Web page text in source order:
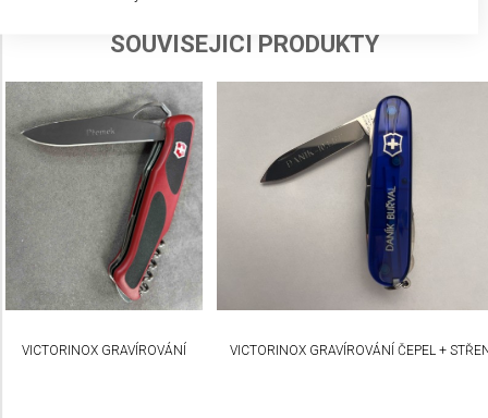
SOUVISEJÍCÍ PRODUKTY
VICTORINOX GRAVÍROVÁNÍ VICTORINOX GRAVÍROVÁNÍ ČEPEL +
Store and/or access information on a device
Use limited data to select advertising
Create profiles for personalised advertising
Use profiles to select personalised
advertising
Create profiles to personalise content
Use profiles to select personalised content